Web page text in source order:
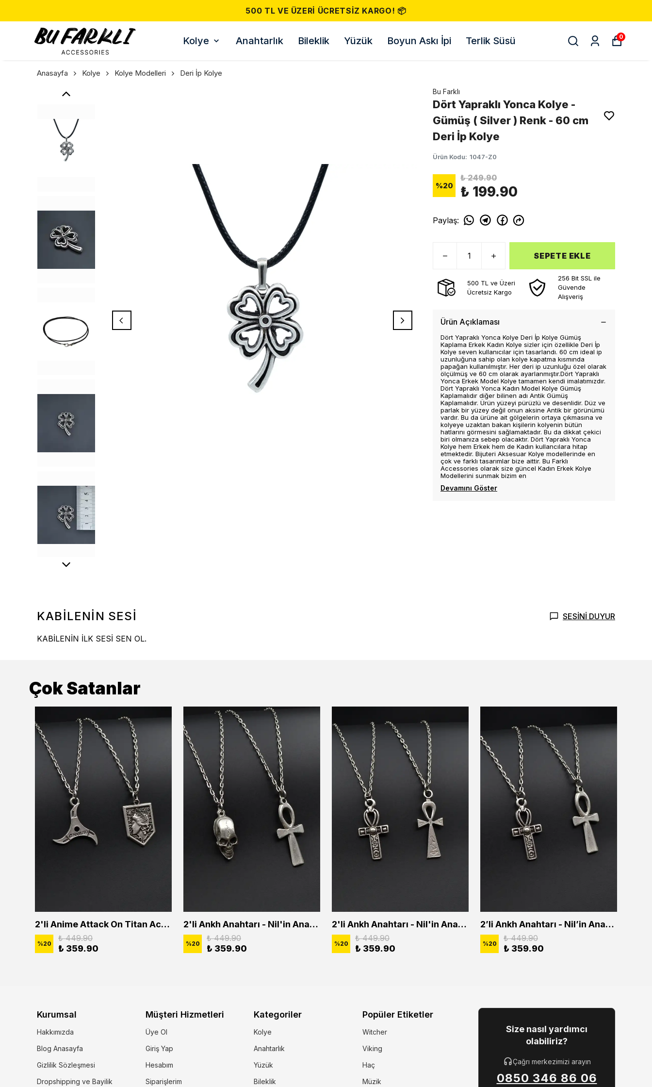
500 TL VE ÜZERI ÜCRETSIZ KARGO! 📦
Kolye Anahtarlık Bileklik Yüzük Boyun Askı İpi Terlik Süsü 0
Anasayfa Kolye Kolye Modelleri Deri İp Kolye
Bu Farklı
Dört Yapraklı Yonca Kolye -
Gümüş ( Silver ) Renk - 60 cm
Deri İp Kolye
Ürün Kodu: 1047-Z0
%20
₺ 249.90
₺ 199.90
Paylaş:
SEPETE EKLE
500 TL ve Üzeri
Ücretsiz Kargo
256 Bit SSL ile
Güvende
Alışveriş
Ürün Açıklaması
Dört Yapraklı Yonca Kolye Deri İp Kolye Gümüş
Kaplama Erkek Kadın Kolye sizler için özellikle Deri İp
Kolye seven kullanıcılar için tasarlandı. 60 cm ideal ip
uzunluğuna sahip olan kolye kapatma kısmında
papağan kullanılmıştır. Her deri ip uzunluğu özel olarak
ölçülmüş ve 60 cm olarak ayarlanmıştır.Dört Yapraklı
Yonca Erkek Model Kolye tamamen kendi imalatımızdır.
Dört Yapraklı Yonca Kadın Model Kolye Gümüş
Kaplamalıdır diğer bilinen adı Antik Gümüş
Kaplamalıdır. Ürün yüzeyi pürüzlü ve desenlidir. Düz ve
parlak bir yüzey değil onun aksine Antik bir görünümü
vardır. Bu da ürüne ait gölgelerin ortaya çıkmasına ve
kolyeye uzaktan bakan kişilerin kolyenin bütün
hatlarını görmesini sağlamaktadır. Bu da dikkat çekici
biri olmanıza sebep olacaktır. Dört Yapraklı Yonca
Kolye hem Erkek hem de Kadın kullancılara hitap
etmektedir. Bijuteri Aksesuar Kolye modellerinde en
çok ve farklı tasarımlar bize aittir. Bu Farklı
Accessories olarak size güncel Kadın Erkek Kolye
Modellerini sunmak bizim en
Devamını Göster
KABİLENİN SESİ SESİNİ DUYUR
KABİLENİN İLK SESİ SEN OL.
Çok Satanlar
2'li Anime Attack On Titan Acrylic Maria Anime Naruto Erkek Kadın Kolye Seti
%20
₺ 449.90
₺ 359.90
2'li Ankh Anahtarı - Nil'in Anahtarı - Kuru Kafa Erkek Kadın Kolye Seti
%20
₺ 449.90
₺ 359.90
2'li Ankh Anahtarı - Nil'in Anahtarı Erkek Kadın Kolye Seti
%20
₺ 449.90
₺ 359.90
2’li Ankh Anahtarı - Nil’in Anahtarı Erkek Kadın Kolye Seti
%20
₺ 449.90
₺ 359.90
Kurumsal
Hakkımızda
Blog Anasayfa
Gizlilik Sözleşmesi
Dropshipping ve Bayilik
Müşteri Hizmetleri
Üye Ol
Giriş Yap
Hesabım
Siparişlerim
Kategoriler
Kolye
Anahtarlık
Yüzük
Bileklik
Popüler Etiketler
Witcher
Viking
Haç
Müzik
Size nasıl yardımcı
olabiliriz?
Çağrı merkezimizi arayın
0850 346 86 06